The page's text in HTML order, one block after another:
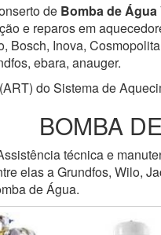
de Bomba de Água
e reparos em
Bosch, Inova,
ebara, anauger.
do Sistema de
BOMBA
técnica e
elas a Grundfos, Wilo,
de Água.